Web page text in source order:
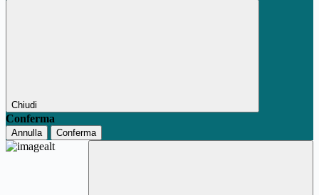
Chiudi
Conferma
Annulla Conferma